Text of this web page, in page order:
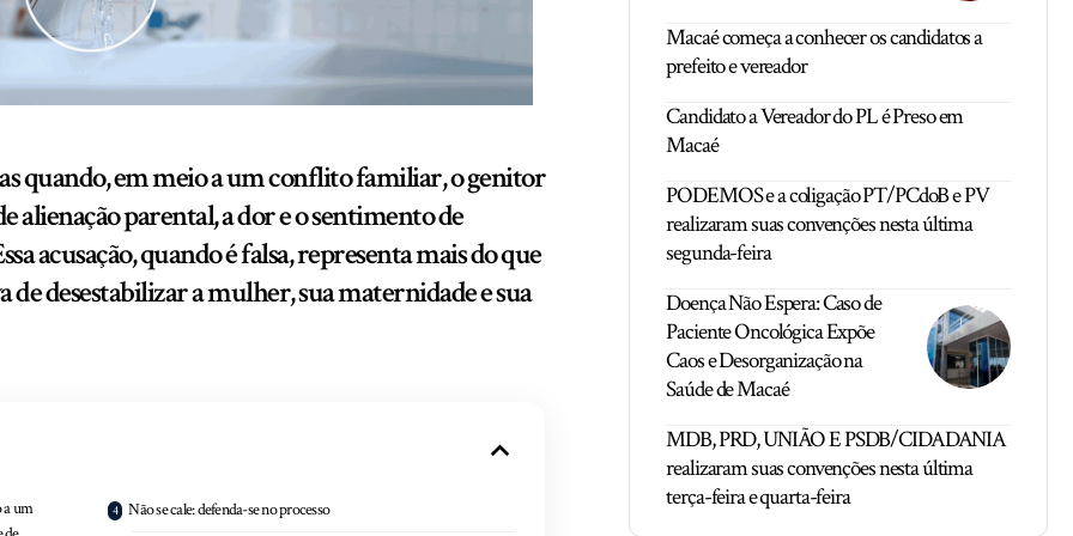
quando, em meio a um conflito familiar, o genitor
alienação parental, a dor e o sentimento de
acusação, quando é falsa, representa mais do que
desestabilizar a mulher, sua maternidade e sua
a um
Não se cale: defenda-se no processo
Macaé começa a conhecer os candidatos a
prefeito e vereador
Candidato a Vereador do PL é Preso em
Macaé
PODEMOS e a coligação PT/PCdoB e PV
realizaram suas convenções nesta última
segunda-feira
Doença Não Espera: Caso de
Paciente Oncológica Expõe
Caos e Desorganização na
Saúde de Macaé
MDB, PRD, UNIÃO E PSDB/CIDADANIA
realizaram suas convenções nesta última
terça-feira e quarta-feira